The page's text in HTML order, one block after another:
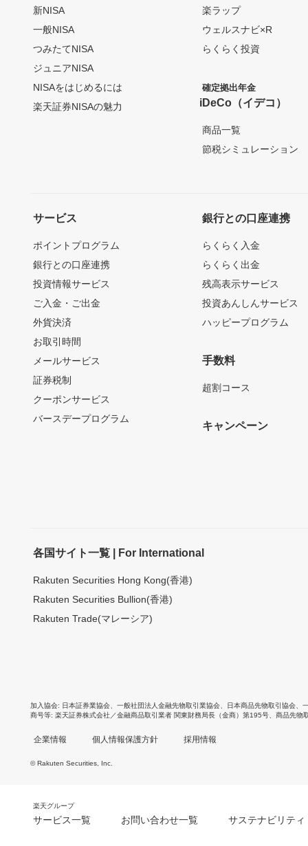
新NISA
一般NISA
つみたてNISA
ジュニアNISA
NISAをはじめるには
楽天証券NISAの魅力
楽ラップ
ウェルスナビ×R
らくらく投資
確定拠出年金
iDeCo（イデコ）
商品一覧
節税シミュレーション
サービス
ポイントプログラム
銀行との口座連携
投資情報サービス
ご入金・ご出金
外貨決済
お取引時間
メールサービス
証券税制
クーポンサービス
バースデープログラム
銀行との口座連携
らくらく入金
らくらく出金
残高表示サービス
投資あんしんサービス
ハッピープログラム
手数料
超割コース
キャンペーン
各国サイト一覧 | For International
Rakuten Securities Hong Kong(香港)
Rakuten Securities Bullion(香港)
Rakuten Trade(マレーシア)
加入協会 日本証券業協会 一般社団法人金融先物取引業協会 日本商品先物取引協会
商号等 楽天証券株式会社／金融商品取引業者 関東財務局長（金商）第195号、商品先物
企業情報 個人情報保護方針 採用情報
© Rakuten Securities, Inc.
楽天グループ
サービス一覧 お問い合わせ一覧 サステナビリティ